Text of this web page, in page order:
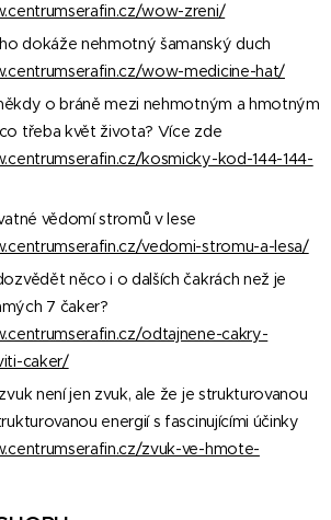
wow-zreni/
dokáže nehmotný šamanský duch
wow-medicine-hat/
o bráně mezi nehmotným a hmotným
třeba květ života? Více zde
kosmicky-kod-144-144-
vědomí stromů v lese
vedomi-stromu-a-lesa/
něco i o dalších čakrách než je
7 čaker?
odtajnene-cakry-
caker/
není jen zvuk, ale že je strukturovanou
energií s fascinujícími účinky
zvuk-ve-hmote-